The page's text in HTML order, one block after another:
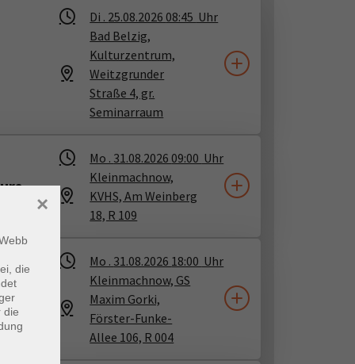
Di . 25.08.2026 08:45 Uhr
Bad Belzig,
Kulturzentrum,
Weitzgrunder
Straße 4, gr.
Seminarraum
Mo . 31.08.2026 09:00 Uhr
Kleinmachnow,
KVHS, Am Weinberg
18, R 109
Mo . 31.08.2026 18:00 Uhr
Kleinmachnow, GS
Maxim Gorki,
Förster-Funke-
Allee 106, R 004
die
die
×